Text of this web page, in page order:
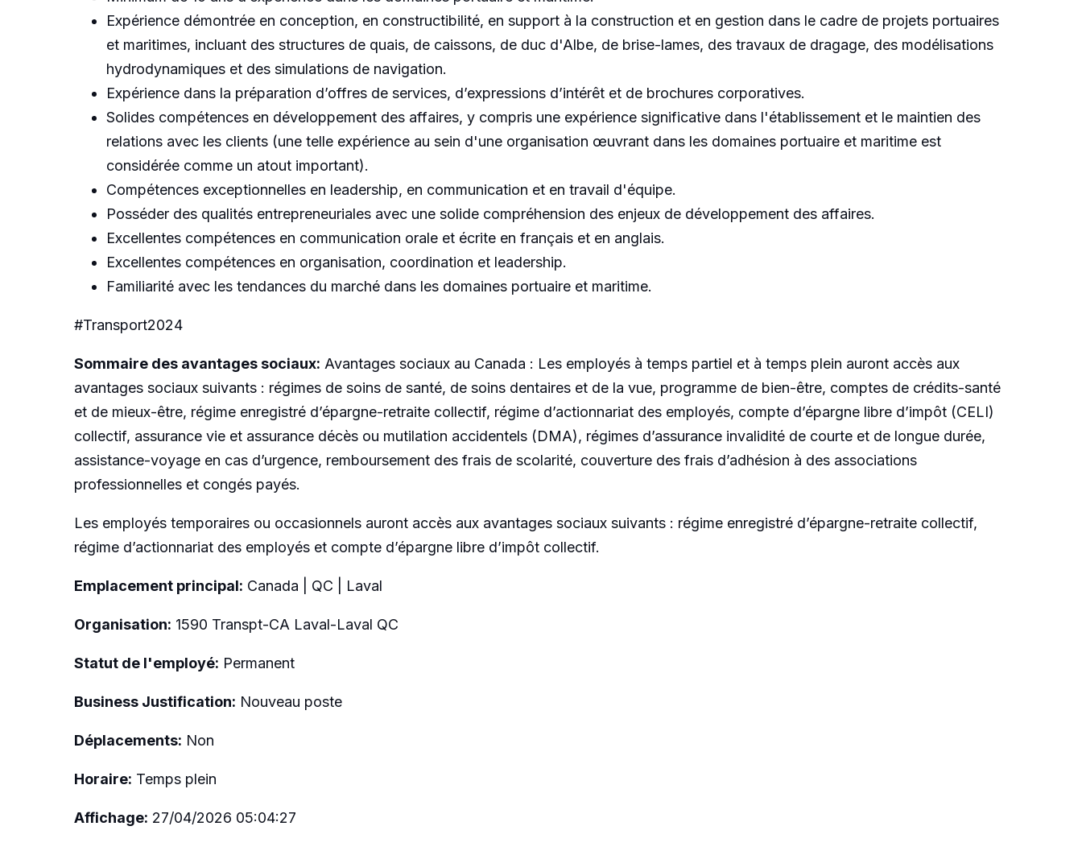
Expérience démontrée en conception, en constructibilité, en support à la construction et en gestion dans le cadre de projets portuaires
et maritimes, incluant des structures de quais, de caissons, de duc d'Albe, de brise-lames, des travaux de dragage, des modélisations
hydrodynamiques et des simulations de navigation.
Expérience dans la préparation d’offres de services, d’expressions d’intérêt et de brochures corporatives.
Solides compétences en développement des affaires, y compris une expérience significative dans l'établissement et le maintien des
relations avec les clients (une telle expérience au sein d'une organisation œuvrant dans les domaines portuaire et maritime est
considérée comme un atout important).
Compétences exceptionnelles en leadership, en communication et en travail d'équipe.
Posséder des qualités entrepreneuriales avec une solide compréhension des enjeux de développement des affaires.
Excellentes compétences en communication orale et écrite en français et en anglais.
Excellentes compétences en organisation, coordination et leadership.
Familiarité avec les tendances du marché dans les domaines portuaire et maritime.
#Transport2024
Sommaire des avantages sociaux: Avantages sociaux au Canada : Les employés à temps partiel et à temps plein auront accès aux
avantages sociaux suivants : régimes de soins de santé, de soins dentaires et de la vue, programme de bien-être, comptes de crédits-santé
et de mieux-être, régime enregistré d’épargne-retraite collectif, régime d’actionnariat des employés, compte d’épargne libre d’impôt (CELI)
collectif, assurance vie et assurance décès ou mutilation accidentels (DMA), régimes d’assurance invalidité de courte et de longue durée,
assistance-voyage en cas d’urgence, remboursement des frais de scolarité, couverture des frais d’adhésion à des associations
professionnelles et congés payés.
Les employés temporaires ou occasionnels auront accès aux avantages sociaux suivants : régime enregistré d’épargne-retraite collectif,
régime d’actionnariat des employés et compte d’épargne libre d’impôt collectif.
Emplacement principal: Canada | QC | Laval
Organisation: 1590 Transpt-CA Laval-Laval QC
Statut de l'employé: Permanent
Business Justification: Nouveau poste
Déplacements: Non
Horaire: Temps plein
Affichage: 27/04/2026 05:04:27